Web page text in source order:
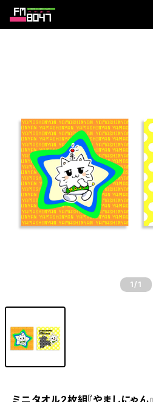
1 /1
ミニタオル2枚組『やましにゃん』